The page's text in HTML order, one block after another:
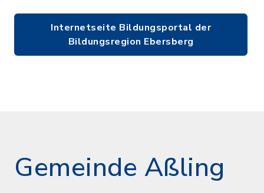
Internetseite Bildungsportal der
Bildungsregion Ebersberg
Gemeinde Aßling